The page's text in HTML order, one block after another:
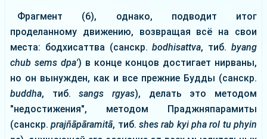
Фрагмент (6), однако, подводит итог
проделанному движению, возвращая всё на свои
места: бодхисаттва (санскр.bodhisattva, тиб.byang
chub sems dpa') в конце концов достигает нирваны,
но он вынужден, как и все прежние Будды (санскр.
buddha, тиб.sangs rgyas), делать это методом
"недостижения", методом Праджняпарамиты
(санскр.prajñāpāramitā, тиб.shes rab kyi pha rol tu phyin